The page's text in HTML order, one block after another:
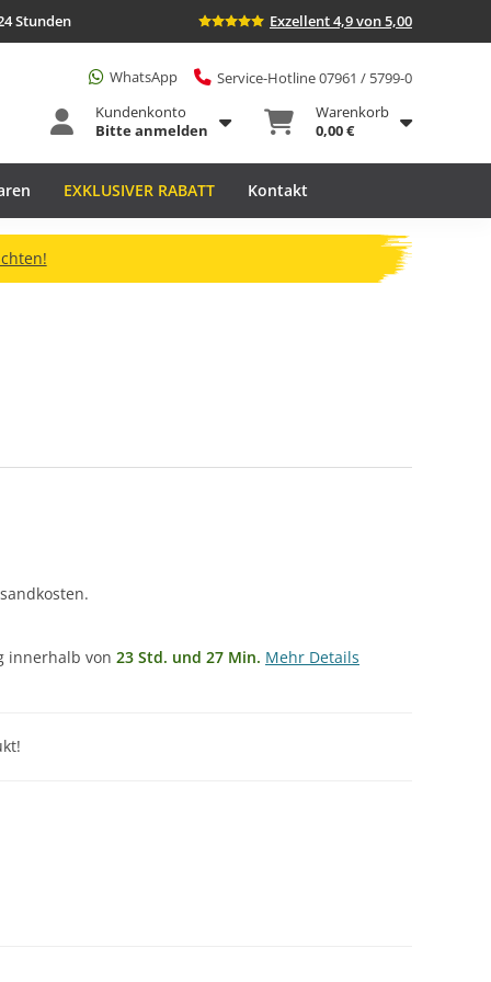
Stunden Exzellent 4,9 von 5,00
WhatsApp
Service-Hotline 07961 / 5799-0
Kundenkonto
Bitte anmelden
Warenkorb
0,00 €
EXKLUSIVER RABATT Kontakt
innerhalb von 23 Std. und 27 Min. Mehr Details